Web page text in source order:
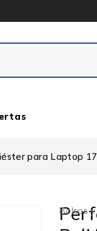
para Laptop
Bolsos